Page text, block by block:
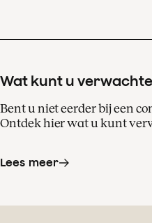
Wat kunt u
Bent u niet eerder bij een
Ontdek hier wat u kunt
Lees meer